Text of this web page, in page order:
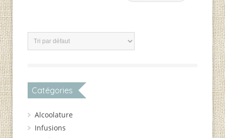
Catégories
Alcoolature
Infusions